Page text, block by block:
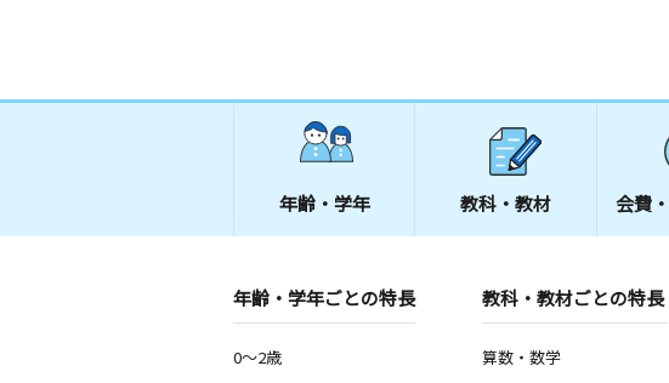
年齢・学年 教科・教材 会費・
年齢・学年ごとの特長
0～2歳
教科・教材ごとの特長
算数・数学